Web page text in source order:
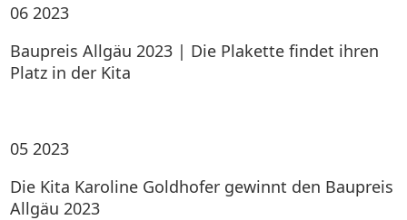
06 2023
Baupreis Allgäu 2023 | Die Plakette findet ihren
Platz in der Kita
05 2023
Die Kita Karoline Goldhofer gewinnt den Baupreis
Allgäu 2023